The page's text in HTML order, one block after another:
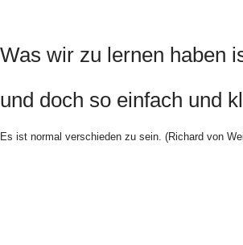
Was wir zu lernen haben
und doch so einfach und
Es ist normal verschieden zu sein. (Richard von